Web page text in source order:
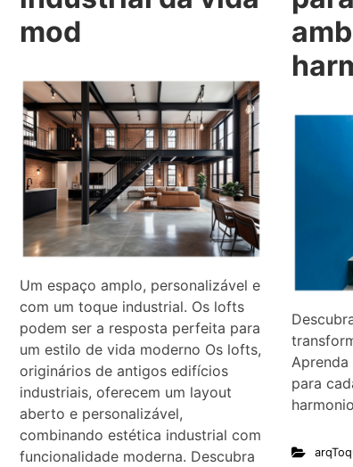
mod
Um espaço amplo, personalizável e
com um toque industrial. Os lofts
podem ser a resposta perfeita para
um estilo de vida moderno Os lofts,
originários de antigos edifícios
industriais, oferecem um layout
aberto e personalizável,
combinando estética industrial com
funcionalidade moderna. Descubra
para